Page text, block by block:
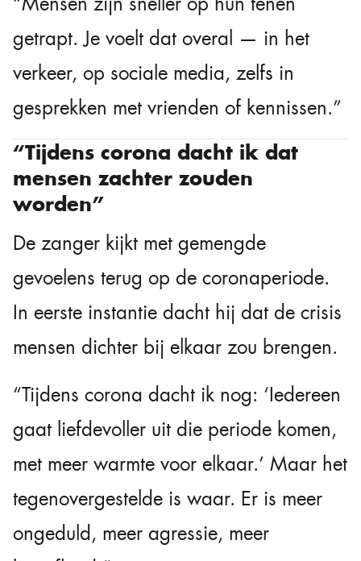
getrapt. Je voelt dat overal — in het
verkeer, op sociale media, zelfs in
gesprekken met vrienden of kennissen.”
“Tijdens corona dacht ik dat
mensen zachter zouden
worden”
De zanger kijkt met gemengde
gevoelens terug op de coronaperiode.
In eerste instantie dacht hij dat de crisis
mensen dichter bij elkaar zou brengen.
“Tijdens corona dacht ik nog: ‘Iedereen
gaat liefdevoller uit die periode komen,
met meer warmte voor elkaar.’ Maar het
tegenovergestelde is waar. Er is meer
ongeduld, meer agressie, meer